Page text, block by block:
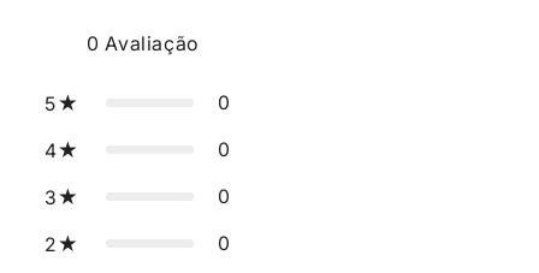
0 Avaliação
5 0
4 0
3 0
2 0